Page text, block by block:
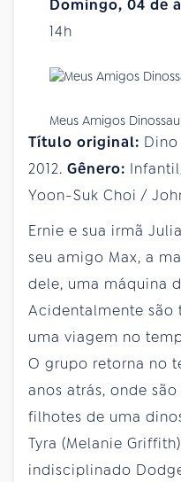
Domingo, 04 de
14h
Meus Amigos
Título original:
2012. Gênero:
Yoon-Suk Choi /
Ernie e sua irmã
seu amigo Max, a
dele, uma máquina
Acidentalmente são
uma viagem no
O grupo retorna no
anos atrás, onde
filhotes de uma
Tyra (Melanie
indisciplinado